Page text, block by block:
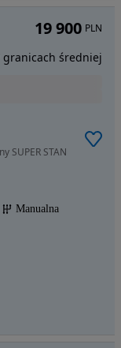
SUPER STAN
Manualna
19 900 PLN
granicach średniej